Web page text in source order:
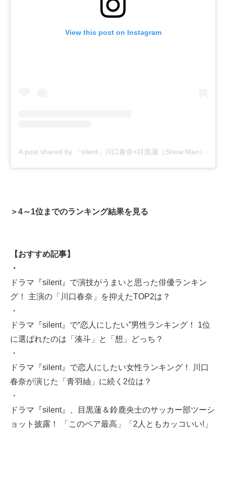
View this post on Instagram
A post shared by 「silent」川口春奈×目黒蓮（Snow Man）❄️毎
＞4～1位までのランキング結果を見る
【おすすめ記事】
・
ドラマ『silent』で演技がうまいと思った俳優ランキン
グ！ 主演の「川口春奈」を抑えたTOP2は？
・
ドラマ『silent』で“恋人にしたい”男性ランキング！ 1位
に選ばれたのは「湊斗」と「想」どっち？
・
ドラマ『silent』で恋人にしたい女性ランキング！ 川口
春奈が演じた「青羽紬」に続く2位は？
・
ドラマ『silent』、目黒蓮＆鈴鹿央士のサッカー部ツーシ
ョット披露！ 「このペア最高」「2人ともカッコいい!」